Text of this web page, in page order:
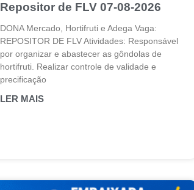
Repositor de FLV 07-08-2026
DONA Mercado, Hortifruti e Adega Vaga:
REPOSITOR DE FLV Atividades: Responsável
por organizar e abastecer as gôndolas de
hortifruti. Realizar controle de validade e
precificação
LER MAIS